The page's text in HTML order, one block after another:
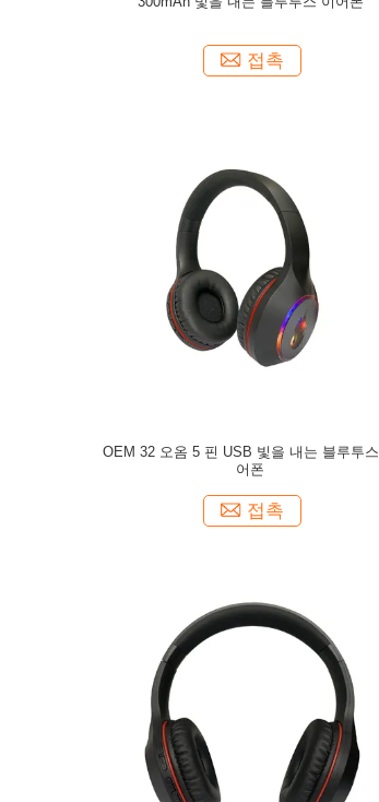
접촉
OEM 32 오옴 5 핀 USB 빛을 내는 블루투
어폰
접촉